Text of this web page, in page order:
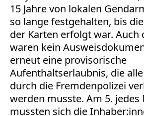
15 Jahre von lokalen
so lange festgehalten, bis
der Karten erfolgt war. Auch
waren kein
erneut eine provisorische
Aufenthaltserlaubnis, die
durch die Fremdenpolizei
werden musste. Am 5. jedes
mussten sich die